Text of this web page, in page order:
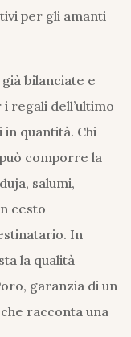
per gli amanti
bilanciate e
regali dell’ultimo
quantità. Chi
comporre la
salumi,
cesto
In
la qualità
garanzia di un
racconta una